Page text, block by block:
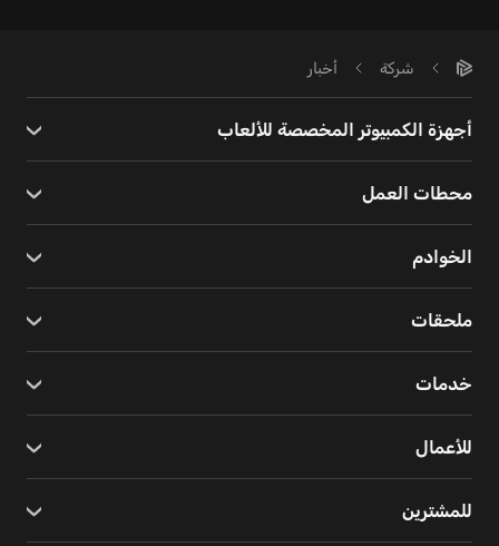
شركة أخبار
أجهزة الكمبيوتر المخصصة للألعاب
محطات العمل
الخوادم
ملحقات
خدمات
للأعمال
للمشترين